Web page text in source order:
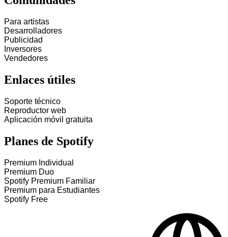
Para artistas
Desarrolladores
Publicidad
Inversores
Vendedores
Enlaces útiles
Soporte técnico
Reproductor web
Aplicación móvil gratuita
Planes de Spotify
Premium Individual
Premium Duo
Spotify Premium Familiar
Premium para Estudiantes
Spotify Free